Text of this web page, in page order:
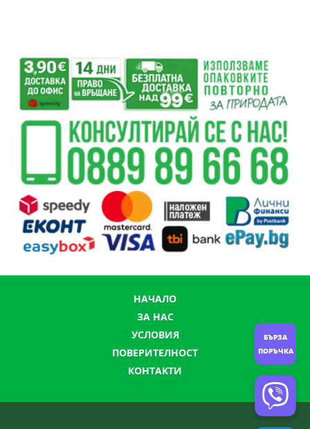
НАЧАЛО
ЗА НАС
УСЛОВИЯ
ПОВЕРИТЕЛНОСТ
КОНТАКТИ
БЪРЗА
ПОРЪЧКА